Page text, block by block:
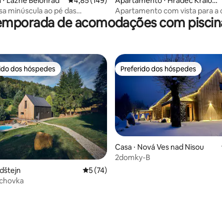
minúscula ao pé das
e
Apartamento com vista para a
de acomodações com
preferidos dos hóspedes
dos hóspedes
5 de uma avaliação média de 5, 74
5 (74)
Preferido dos hóspedes
Preferido dos hóspedes
Casa ⋅ Nová Ves nad Nisou
2domky-B